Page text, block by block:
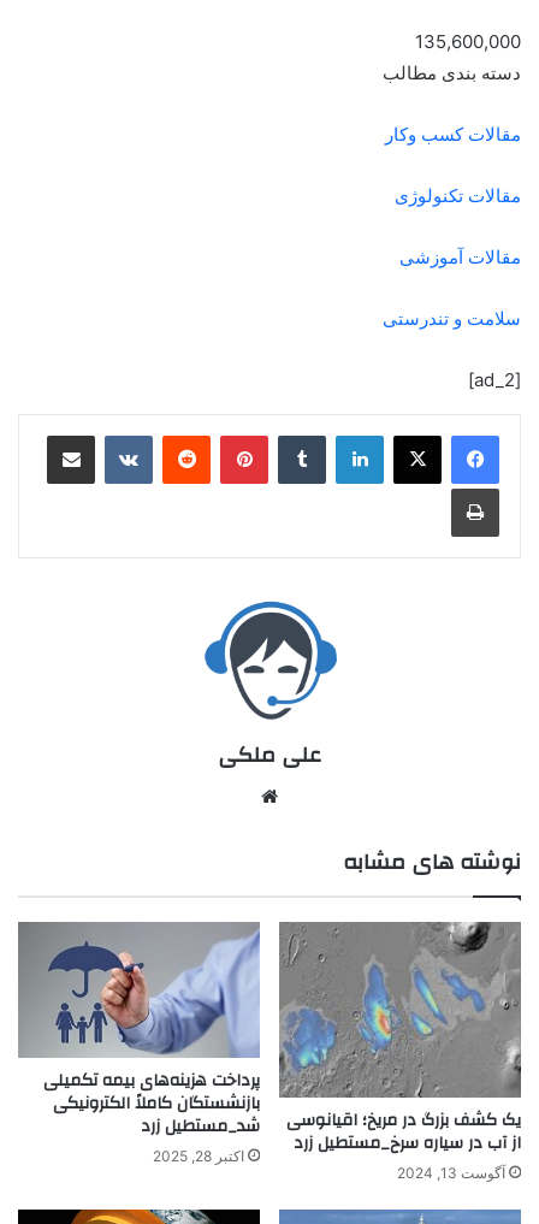
135,600,000
دسته بندی مطالب
مقالات کسب وکار
مقالات تکنولوژی
مقالات آموزشی
سلامت و تندرستی
[ad_2]
علی ملکی
نوشته های مشابه
یک کشف بزرگ در مریخ؛ اقیانوسی
از آب در سیاره سرخ_مستطیل زرد
آگوست 13, 2024
پرداخت هزینه‌های بیمه تکمیلی
بازنشستگان کاملاً الکترونیکی
شد_مستطیل زرد
اکتبر 28, 2025